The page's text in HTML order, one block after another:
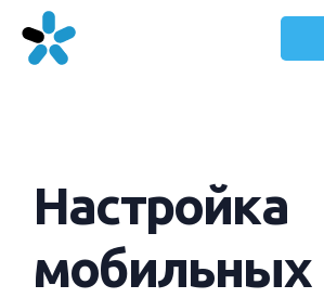
Тарифы
Настройка
мобильных